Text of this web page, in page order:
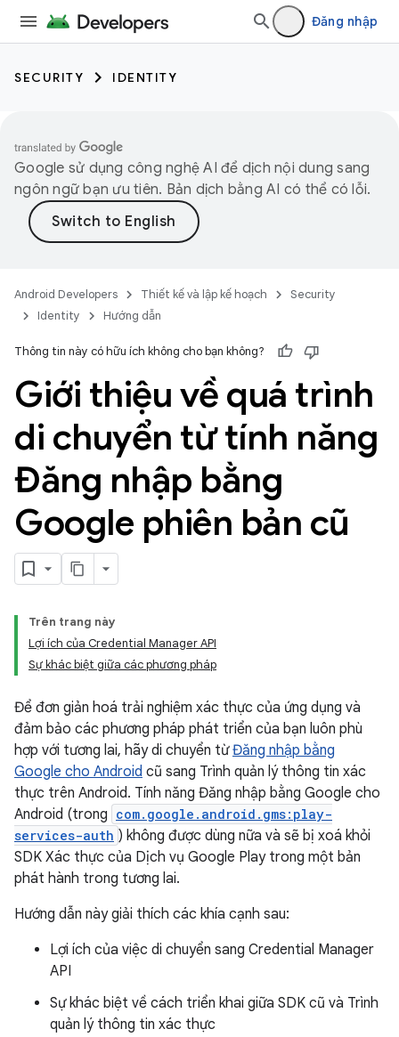
Đăng nhập
SECURITY IDENTITY
Google sử dụng công nghệ AI để dịch nội dung sang
ngôn ngữ bạn ưu tiên. Bản dịch bằng AI có thể có lỗi.
Android Developers Thiết kế và lập kế hoạch
Security
Identity
Hướng dẫn
Thông tin này có hữu ích không cho bạn không?
Giới thiệu về quá trình
di chuyển từ tính năng
Đăng nhập bằng
Google phiên bản cũ
Trên trang này
Lợi ích của Credential Manager API
Sự khác biệt giữa các phương pháp
Để đơn giản hoá trải nghiệm xác thực của ứng dụng và
đảm bảo các phương pháp phát triển của bạn luôn phù
hợp với tương lai, hãy di chuyển từĐăng nhập bằng
Google cho Android cũ sang Trình quản lý thông tin xác
thực trên Android. Tính năng Đăng nhập bằng Google cho
Android (trong com.google.android.gms:play-
services-auth ) không được dùng nữa và sẽ bị xoá khỏi
SDK Xác thực của Dịch vụ Google Play trong một bản
phát hành trong tương lai.
Hướng dẫn này giải thích các khía cạnh sau:
Lợi ích của việc di chuyển sang Credential Manager
API
Sự khác biệt về cách triển khai giữa SDK cũ và Trình
quản lý thông tin xác thực